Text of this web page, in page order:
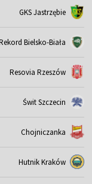
GKS Jastrzębie
Bielsko-Biała
Resovia Rzeszów
Świt Szczecin
Chojniczanka
Hutnik Kraków